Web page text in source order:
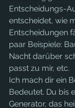
Entscheidungs-
entscheidet, wie
Entscheidungen
paar Beispiele:
Nacht darüber
passt zu mir, etc.
Ich mach dir ein
Bedeutet. Du bis
Generator, das